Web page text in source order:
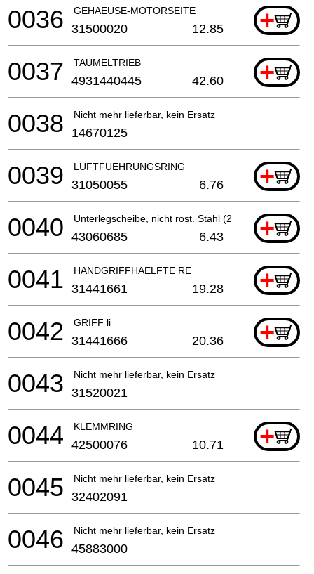
GEHAEUSE-MOTORSEITE +
0036 31500020 12.85
TAUMELTRIEB +
0037 4931440445 42.60
Nicht mehr lieferbar, kein Ersatz
0038 14670125
LUFTFUEHRUNGSRING +
0039 31050055 6.76
Unterlegscheibe, nicht rost. Stahl (2 benötigt)
+
0040 43060685 6.43
HANDGRIFFHAELFTE RE +
0041 31441661 19.28
GRIFF li +
0042 31441666 20.36
Nicht mehr lieferbar, kein Ersatz
0043 31520021
KLEMMRING +
0044 42500076 10.71
Nicht mehr lieferbar, kein Ersatz
0045 32402091
Nicht mehr lieferbar, kein Ersatz
0046 45883000